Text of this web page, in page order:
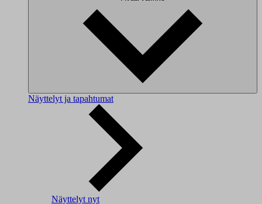
Näyttelyt ja tapahtumat
Näyttelyt nyt